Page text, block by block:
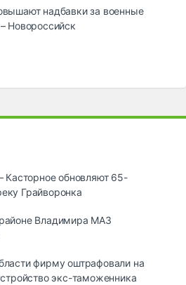
надбавки за военные
Новороссийск
Касторное обновляют 65-
Грайворонка
Владимира МАЗ
фирму оштрафовали на
экс-таможенника